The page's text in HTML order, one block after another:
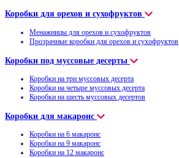
Коробки для орехов и сухофруктов
Менажницы для орехов и сухофруктов
Прозрачные коробки для орехов и сухофруктов
Коробки под муссовые десерты
Коробки на три муссовых десерта
Коробки на четыре муссовых десерта
Коробки на шесть муссовых десертов
Коробки для макаронс
Коробки на 6 макаронс
Коробки на 9 макаронс
Коробки на 12 макаронс